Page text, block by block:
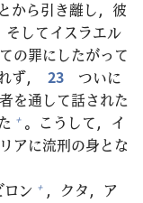
から引き離し， 彼
そしてイスラエル
の罪にしたがって
ず， 23
ついに
者を通して話された
+ 。こうして，イ
アに流刑の身とな
ロン + ，クタ，ア